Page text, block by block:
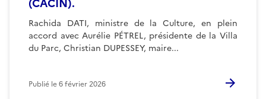
Rachida DATI, ministre de la Culture, en plein
accord avec Aurélie PÉTREL, présidente de la Villa
du Parc, Christian DUPESSEY, maire...
Publié le6 février 2026